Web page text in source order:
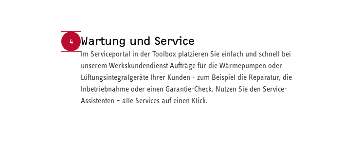
4 Wartung und Service
Im Serviceportal in der Toolbox platzieren Sie einfach und schnell bei
unserem Werkskundendienst Aufträge für die Wärmepumpen oder
Lüftungsintegralgeräte Ihrer Kunden - zum Beispiel die Reparatur, die
Inbetriebnahme oder einen Garantie-Check. Nutzen Sie den Service-
Assistenten – alle Services auf einen Klick.